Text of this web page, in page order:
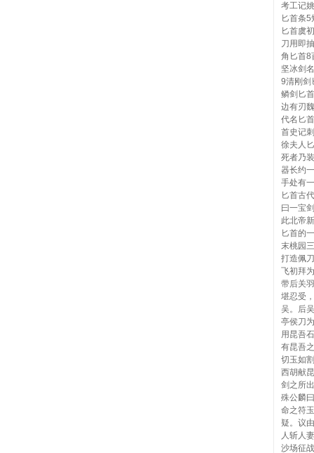
考工记
匕首条
匕首虞
刀用即
角匕首8
坚冰剑
9清刚剑
鳞剑匕
边有刃
代名匕
首史记
徐夫人
死者乃
器长约
手处有
匕首古
曰一宝
此北帝
匕首的
末桃园
打造佩
飞初拜
带后关
堪忍受
吴。后
亭侯刀
用昆吾
有昆吾
切玉如
西胡献
剑之所
殊公麟
命之符
疑。议
人斩人
沙场征